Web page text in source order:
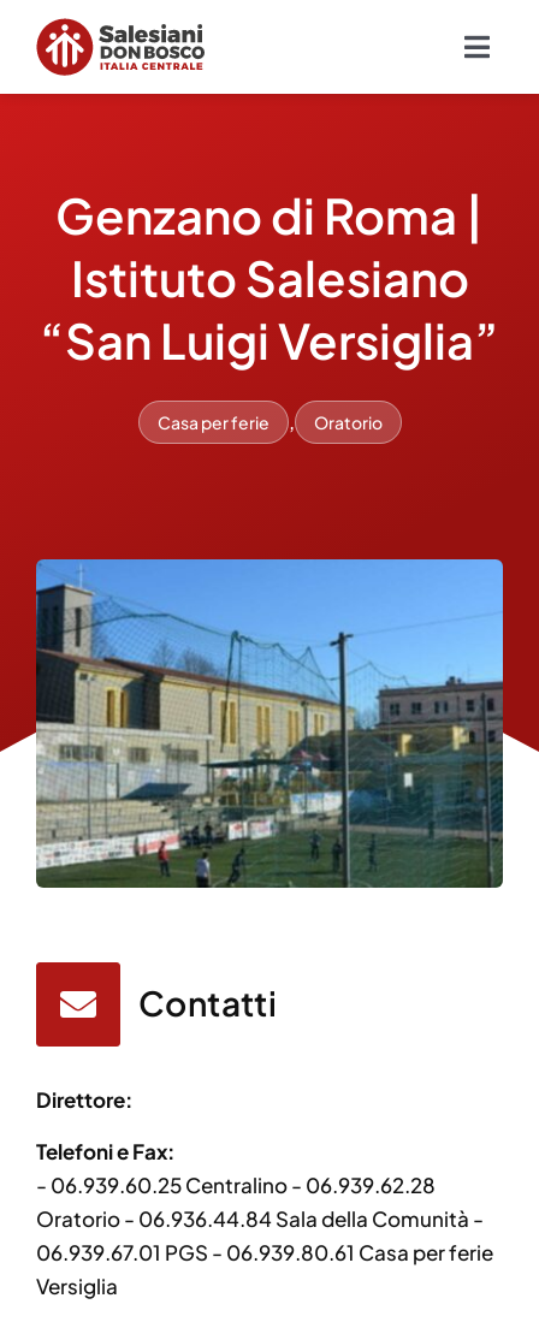
contenuto
Missione
Ambiti
Ambienti educativi e servizi
Genzano di Roma |
Istituto Salesiano
“San Luigi Versiglia”
Casa per ferie , Oratorio
Contatti
Direttore:
Telefoni e Fax:
- 06.939.60.25 Centralino - 06.939.62.28
Oratorio - 06.936.44.84 Sala della Comunità -
06.939.67.01 PGS - 06.939.80.61 Casa per ferie
Versiglia